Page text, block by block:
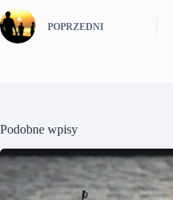
POPRZEDNI
Podobne wpisy